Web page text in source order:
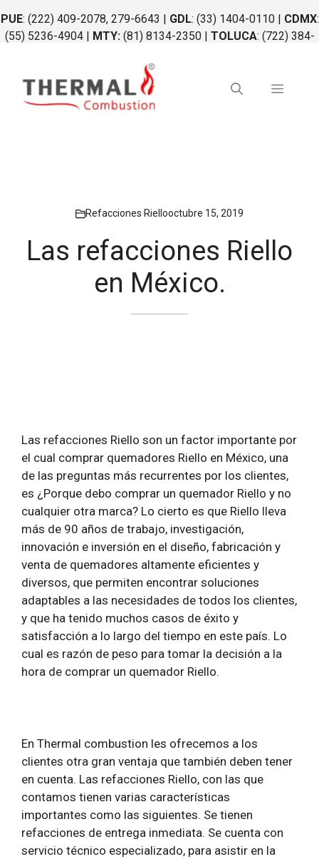
al
contenido
PUE: (222) 409-2078, 279-6643 | GDL: (33) 1404-0110 | CDMX:
(55) 5236-4904 | MTY:(81) 8134-2350 | TOLUCA: (722) 384-
Menú
Refacciones Riellooctubre 15, 2019
Las refacciones Riello
en México.
Las refacciones Riello son un factor importante por
el cual comprar quemadores Riello en México, una
de las preguntas más recurrentes por los clientes,
es ¿Porque debo comprar un quemador Riello y no
cualquier otra marca? Lo cierto es que Riello lleva
más de 90 años de trabajo, investigación,
innovación e inversión en el diseño, fabricación y
venta de quemadores altamente eficientes y
diversos, que permiten encontrar soluciones
adaptables a las necesidades de todos los clientes,
y que ha tenido muchos casos de éxito y
satisfacción a lo largo del tiempo en este país. Lo
cual es razón de peso para tomar la decisión a la
hora de comprar un quemador Riello.
En Thermal combustion les ofrecemos a los
clientes otra gran ventaja que también deben tener
en cuenta. Las refacciones Riello, con las que
contamos tienen varias características
importantes como las siguientes. Se tienen
refacciones de entrega inmediata. Se cuenta con
servicio técnico especializado, para asistir en la